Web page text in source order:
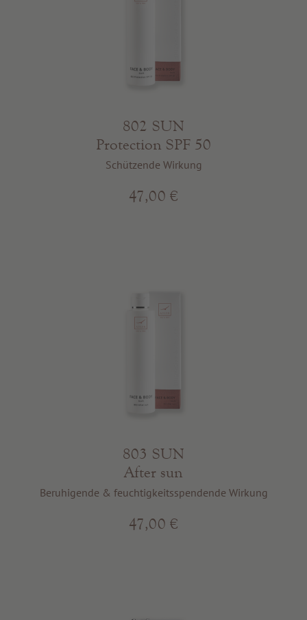
802 SUN
Protection SPF 50
Schützende Wirkung
47,00 €
803 SUN
After sun
Beruhigende & feuchtigkeitsspendende Wirkung
47,00 €